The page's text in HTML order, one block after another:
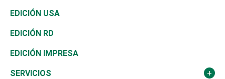
Reportajes
África
Ocenanía
Caribe
Resto del mundo
Vivienda
Telecom.
Global y variable
Economía personal
Buena Vida
Sociales
Novedades
Podcast Arte Libre
Ciclismo
Tenis
Olimpismo
Más deportes
En Directo
El Espía
Noticiero Poteleche
Columnistas
Tecnología
Historia
Martes de tecnología
Cambio climático
Economía
Revista
Deportes
Opinión
EDICIÓN USA
EDICIÓN RD
EDICIÓN IMPRESA
SERVICIOS